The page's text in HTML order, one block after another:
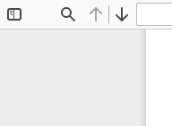
Find Previous
Next